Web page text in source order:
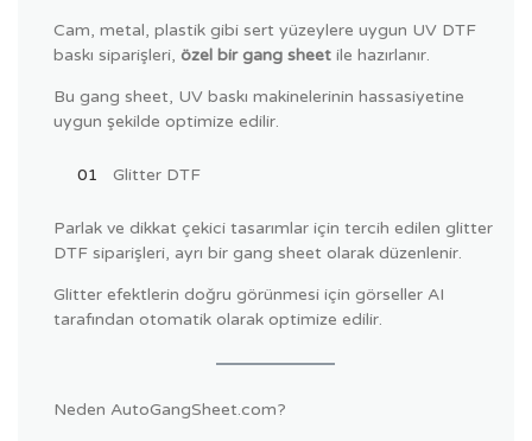
Cam, metal, plastik gibi sert yüzeylere uygun UV DTF
baskı siparişleri, özel bir gang sheet ile hazırlanır.
Bu gang sheet, UV baskı makinelerinin hassasiyetine
uygun şekilde optimize edilir.
Glitter DTF
Parlak ve dikkat çekici tasarımlar için tercih edilen glitter
DTF siparişleri, ayrı bir gang sheet olarak düzenlenir.
Glitter efektlerin doğru görünmesi için görseller AI
tarafından otomatik olarak optimize edilir.
Neden AutoGangSheet.com?